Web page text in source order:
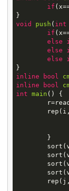
if
void
push ( int
if
else
else
else
inline
bool
inline
bool
int main ()
{
	rep(i,
	rep(j,